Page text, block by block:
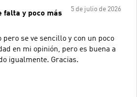
5 de julio de 2026
falta y poco más
pero se ve sencillo y con un poco
en mi opinión, pero es buena a
igualmente. Gracias.